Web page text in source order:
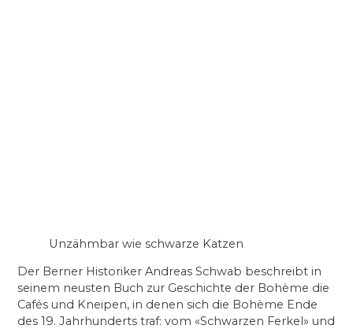
Unzähmbar wie schwarze Katzen
Der Berner Historiker Andreas Schwab beschreibt in
seinem neusten Buch zur Geschichte der Bohème die
Cafés und Kneipen, in denen sich die Bohème Ende
des 19. Jahrhunderts traf: vom «Schwarzen Ferkel» und